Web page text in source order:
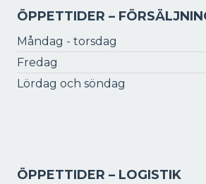
ÖPPETTIDER –
Måndag - torsdag
Fredag
Lördag och söndag
ÖPPETTIDER – LOGISTIK